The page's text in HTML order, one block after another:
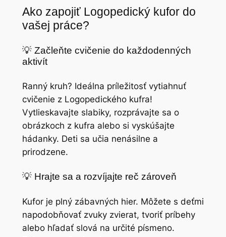
Ako zapojiť Logopedický kufor do
vašej práce?
💡 Začleňte cvičenie do každodenných
aktivít
Ranný kruh? Ideálna príležitosť vytiahnuť
cvičenie z Logopedického kufra!
Vytlieskavajte slabiky, rozprávajte sa o
obrázkoch z kufra alebo si vyskúšajte
hádanky. Deti sa učia nenásilne a
prirodzene.
💡 Hrajte sa a rozvíjajte reč zároveň
Kufor je plný zábavných hier. Môžete s deťmi
napodobňovať zvuky zvierat, tvoriť príbehy
alebo hľadať slová na určité písmeno.